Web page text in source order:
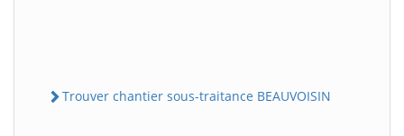
Trouver chantier sous-traitance BEAUVOISIN